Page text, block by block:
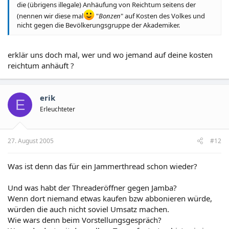
die (übrigens illegale) Anhäufung von Reichtum seitens der
(nennen wir diese mal
"Bonzen" auf Kosten des Volkes und
nicht gegen die Bevölkerungsgruppe der Akademiker.
erklär uns doch mal, wer und wo jemand auf deine kosten
reichtum anhäuft ?
E erik
Erleuchteter
27. August 2005 #12
Was ist denn das für ein Jammerthread schon wieder?
Und was habt der Threaderöffner gegen Jamba?
Wenn dort niemand etwas kaufen bzw abbonieren würde,
würden die auch nicht soviel Umsatz machen.
Wie wars denn beim Vorstellungsgespräch?